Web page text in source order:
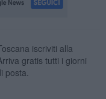
iscriviti alla
gratis tutti i giorni
posta.